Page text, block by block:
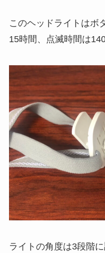
このヘッドライトはボ
15時間、点滅時間は
ライトの角度は3段階